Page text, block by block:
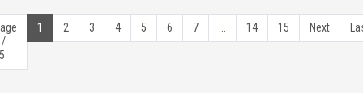
/
1 2 3 4 5 6 7 14 15 Next